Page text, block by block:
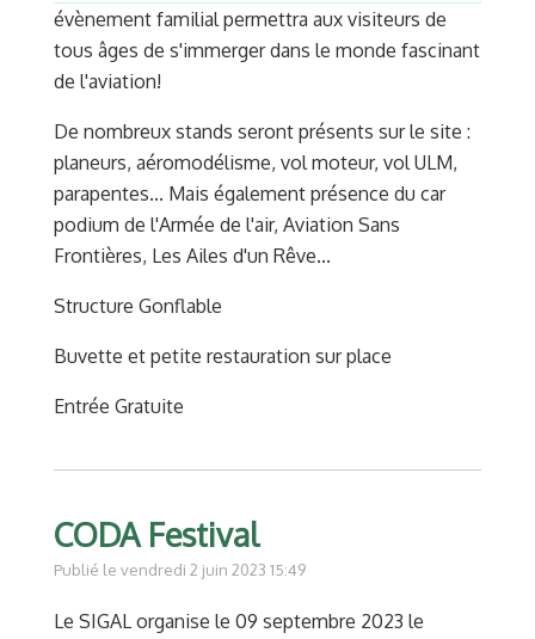
évènement familial permettra aux visiteurs de
tous âges de s'immerger dans le monde fascinant
de l'aviation!
De nombreux stands seront présents sur le site :
planeurs, aéromodélisme, vol moteur, vol ULM,
parapentes... Mais également présence du car
podium de l'Armée de l'air, Aviation Sans
Frontières, Les Ailes d'un Rêve...
Structure Gonflable
Buvette et petite restauration sur place
Entrée Gratuite
CODA Festival
Publié le vendredi 2 juin 2023 15:49
Le SIGAL organise le 09 septembre 2023 le